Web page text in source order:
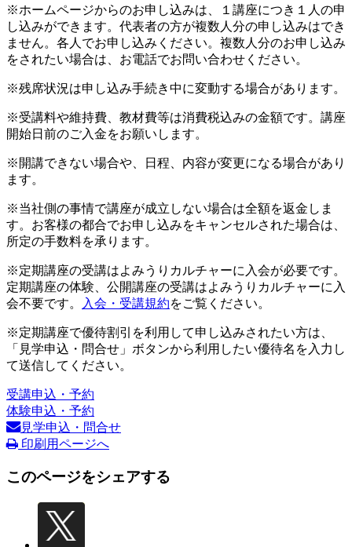
※ホームページからのお申し込みは、１講座につき１人の申
し込みができます。代表者の方が複数人分の申し込みはでき
ません。各人でお申し込みください。複数人分のお申し込み
をされたい場合は、お電話でお問い合わせください。
※残席状況は申し込み手続き中に変動する場合があります。
※受講料や維持費、教材費等は消費税込みの金額です。講座
開始日前のご入金をお願いします。
※開講できない場合や、日程、内容が変更になる場合があり
ます。
※当社側の事情で講座が成立しない場合は全額を返金しま
す。お客様の都合でお申し込みをキャンセルされた場合は、
所定の手数料を承ります。
※定期講座の受講はよみうりカルチャーに入会が必要です。
定期講座の体験、公開講座の受講はよみうりカルチャーに入
会不要です。
入会・受講規約をご覧ください。
※定期講座で優待割引を利用して申し込みされたい方は、
「見学申込・問合せ」ボタンから利用したい優待名を入力し
て送信してください。
受講申込・予約
体験申込・予約
見学申込・問合せ
印刷用ページへ
このページをシェアする